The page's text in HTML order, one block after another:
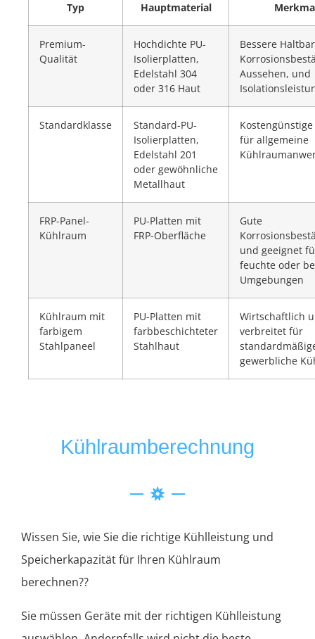
Typ Hauptmaterial
Premium-
Qualität
Hochdichte PU-
Isolierplatten,
Edelstahl 304
oder 316 Haut
Bessere
Aussehen, und
Standardklasse
Standard-PU-
Isolierplatten,
Edelstahl 201
oder gewöhnliche
Metallhaut
für allgemeine
FRP-Panel-
Kühlraum
PU-Platten mit
FRP-Oberfläche
Gute
und geeignet
feuchte oder
Umgebungen
Kühlraum mit
farbigem
Stahlpaneel
PU-Platten mit
farbbeschichteter
Stahlhaut
Wirtschaftlich
verbreitet für
gewerbliche
Kühlraumberechnung
Wissen Sie, wie Sie die richtige Kühlleistung und
Speicherkapazität für Ihren Kühlraum
berechnen??
Sie müssen Geräte mit der richtigen Kühlleistung